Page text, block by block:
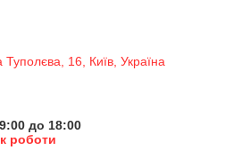
Туполєва, 16, Київ, Україна
до 18:00
роботи